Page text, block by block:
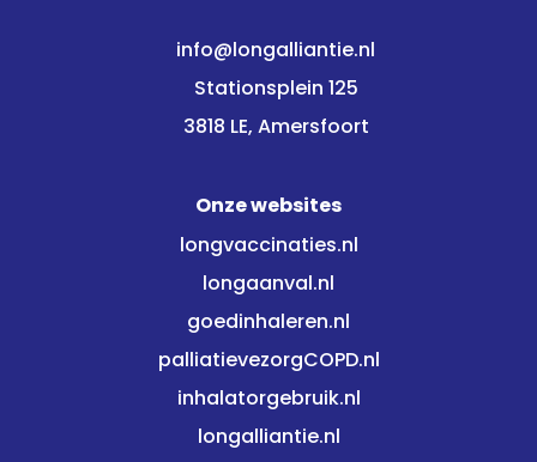
info@longalliantie.nl
Stationsplein 125
3818 LE, Amersfoort
Onze websites
longvaccinaties.nl
longaanval.nl
goedinhaleren.nl
palliatievezorgCOPD.nl
inhalatorgebruik.nl
longalliantie.nl